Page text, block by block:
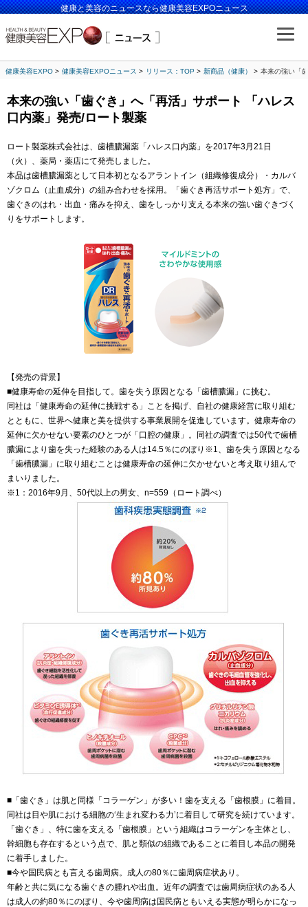
健康と美容のニュースなら健康美容EXPOニュース
健康美容EXPO 健康美容EXPOニュース リリース：TOP 新商品（健康） 本来の強い「
本来の強い「歯ぐき」へ「再活」サポート 「ハレス
口内薬」発売/ロート製薬
ロート製薬株式会社は、歯槽膿漏薬「ハレス口内薬」を2017年3月21日
（火）、薬局・薬店にて発売しました。
本品は歯槽膿漏薬として日本初となるアラントイン（組織修復成分）・カルバ
ゾクロム（止血成分）の組み合わせを採用。「歯ぐき再活サポート処方」で、
歯ぐきのはれ・出血・痛みを抑え、歯をしっかり支える本来の強い歯ぐきづく
りをサポートします。
【発売の背景】
■健康寿命の延伸を目指して。歯を失う原因となる「歯槽膿漏」に挑む。
同社は「健康寿命の延伸に挑戦する」ことを掲げ、自社の健康経営に取り組む
とともに、世界へ健康と美を提供する事業展開を促進しています。健康寿命の
延伸に欠かせない要素のひとつが「口腔の健康」。同社の調査では50代で歯槽
膿漏により歯を失った経験のある人は14.5％にのぼり※1、歯を失う原因となる
「歯槽膿漏」に取り組むことは健康寿命の延伸に欠かせないと考え取り組んで
まいりました。
※1：2016年9月、50代以上の男女、n=559（ロート調べ）
■「歯ぐき」は肌と同様「コラーゲン」が多い！歯を支える「歯根膜」に着目。
同社は目や肌における細胞の‘生まれ変わる力’に着目して研究を続けています。
「歯ぐき」、特に歯を支える「歯根膜」という組織はコラーゲンを主体とし、
幹細胞も存在するという点で、肌と類似の組織であることに着目し本品の開発
に着手しました。
■今や国民病とも言える歯周病。成人の80％に歯周病症状あり。
年齢と共に気になる歯ぐきの腫れや出血。近年の調査では歯周病症状のある人
は成人の約80％にのぼり、今や歯周病は国民病ともいえる実態が明らかになっ